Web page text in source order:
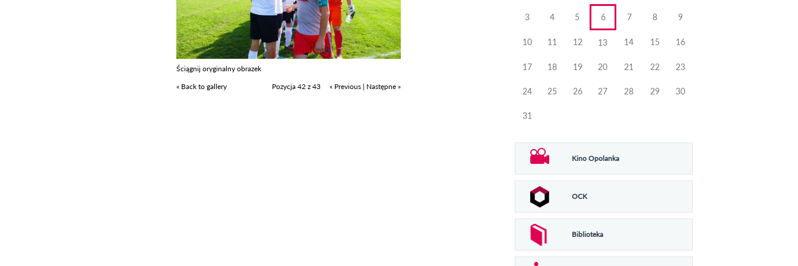
Ściągnij oryginalny obrazek
« Back to gallery
Pozycja 42 z 43 « Previous | Następne »
3 4 5 6 7 8 9
10 11 12 13 14 15 16
17 18 19 20 21 22 23
24 25 26 27 28 29 30
31
Kino Opolanka
OCK
Biblioteka